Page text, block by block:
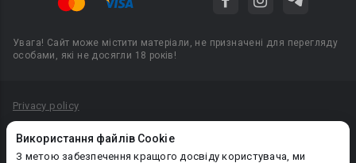
Використання файлів Cookie
З метою забезпечення кращого досвіду користувача, ми
Увага! Сайт може містити матеріали, не призначені для перегляду
особами, які не досягли 18 років!
Privacy policy
Політика конфіденційності